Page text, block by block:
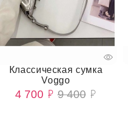
Классическая сумка
Voggo
4 700 9 400